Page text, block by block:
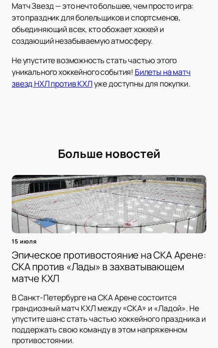
Матч Звезд — это нечто большее, чем просто игра:
это праздник для болельщиков и спортсменов,
объединяющий всех, кто обожает хоккей и
создающий незабываемую атмосферу.
Не упустите возможность стать частью этого
уникального хоккейного события! Билеты на матч
звезд НХЛ против КХЛуже доступны для покупки.
Больше новостей
15 июля
Эпическое противостояние на СКА Арене:
СКА против «Лады» в захватывающем
матче КХЛ
В Санкт-Петербурге на СКА Арене состоится
грандиозный матч КХЛ между «СКА» и «Ладой». Не
упустите шанс стать частью хоккейного праздника и
поддержать свою команду в этом напряженном
противостоянии.